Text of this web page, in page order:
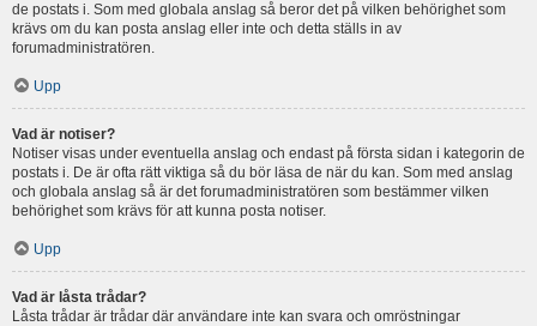
de postats i. Som med globala anslag så beror det på vilken behörighet som
krävs om du kan posta anslag eller inte och detta ställs in av
forumadministratören.
Upp
Vad är notiser?
Notiser visas under eventuella anslag och endast på första sidan i kategorin de
postats i. De är ofta rätt viktiga så du bör läsa de när du kan. Som med anslag
och globala anslag så är det forumadministratören som bestämmer vilken
behörighet som krävs för att kunna posta notiser.
Upp
Vad är låsta trådar?
Låsta trådar är trådar där användare inte kan svara och omröstningar